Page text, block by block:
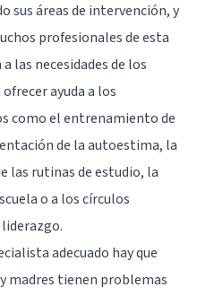
sus áreas de intervención, y
profesionales de esta
las necesidades de los
ayuda a los
como el entrenamiento de
de la autoestima, la
las rutinas de estudio, la
o a los círculos
adecuado hay que
madres tienen problemas